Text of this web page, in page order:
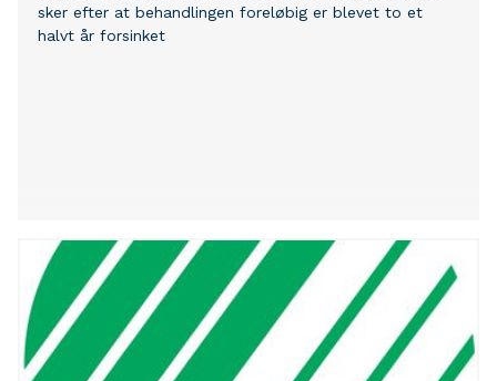
sker efter at behandlingen foreløbig er blevet to et
halvt år forsinket